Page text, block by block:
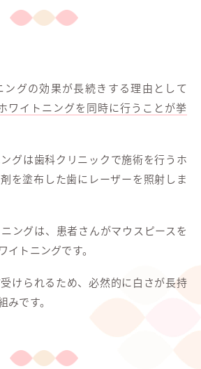
ングの効果が長続きする理由として
ワイトニングを同時に行うことが挙
グは歯科クリニックで施術を行うホ
を塗布した歯にレーザーを照射しま
ングは、患者さんがマウスピースを
イトニングです。
けられるため、必然的に白さが長持
です。